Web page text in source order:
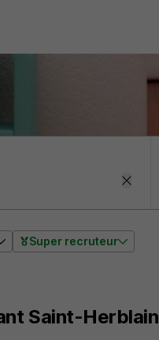
Super recruteur
Saint-Herblain